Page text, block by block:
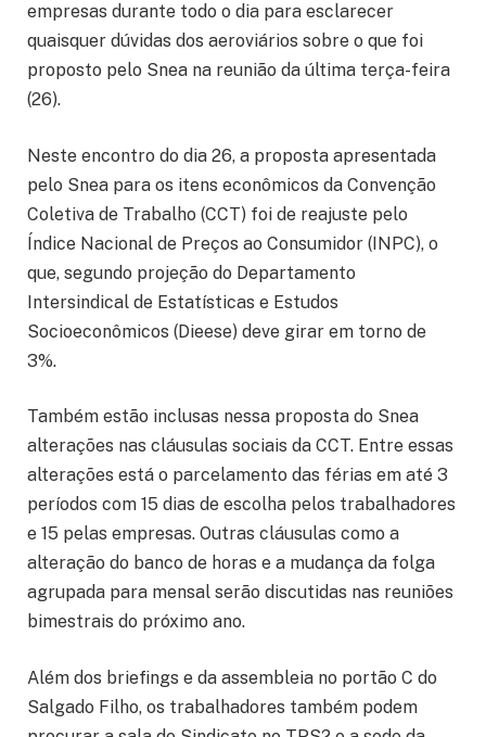
empresas durante todo o dia para esclarecer
quaisquer dúvidas dos aeroviários sobre o que foi
proposto pelo Snea na reunião da última terça-feira
(26).
Neste encontro do dia 26, a proposta apresentada
pelo Snea para os itens econômicos da Convenção
Coletiva de Trabalho (CCT) foi de reajuste pelo
Índice Nacional de Preços ao Consumidor (INPC), o
que, segundo projeção do Departamento
Intersindical de Estatísticas e Estudos
Socioeconômicos (Dieese) deve girar em torno de
3%.
Também estão inclusas nessa proposta do Snea
alterações nas cláusulas sociais da CCT. Entre essas
alterações está o parcelamento das férias em até 3
períodos com 15 dias de escolha pelos trabalhadores
e 15 pelas empresas. Outras cláusulas como a
alteração do banco de horas e a mudança da folga
agrupada para mensal serão discutidas nas reuniões
bimestrais do próximo ano.
Além dos briefings e da assembleia no portão C do
Salgado Filho, os trabalhadores também podem